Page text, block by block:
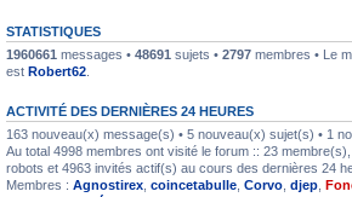
STATISTIQUES
1960661 messages • 48691 sujets • 2797 membres • Le
est Robert62
ACTIVITÉ DES DERNIÈRES 24 HEURES
163 nouveau(x) message(s) • 5 nouveau(x) sujet(s) • 1
Au total 4998 membres ont visité le forum :: 23
robots et 4963 invités actif(s) au cours des dernières 24
Membres : Agnostirex coincetabulle Corvo djep